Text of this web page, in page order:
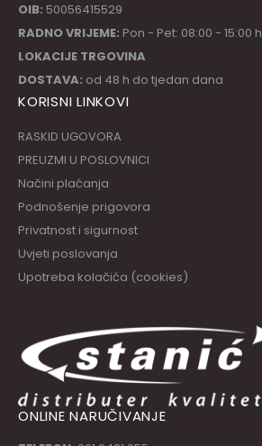
OIB: 50056415529
RADNO VRIJEME: Pon - Pet: 08:00 - 15:00 h
LOKACIJE TRGOVINA
DOSTAVA: od 48 h do tjedan dana
KORISNI LINKOVI
RASKID UGOVORA
PREUZMI U POSLOVNICI
Načini plaćanja
Podnošenje prigovora
Privatnost i sigurnost
Uvjeti poslovanja
Upotreba kolačića (cookies)
ONLINE NARUČIVANJE